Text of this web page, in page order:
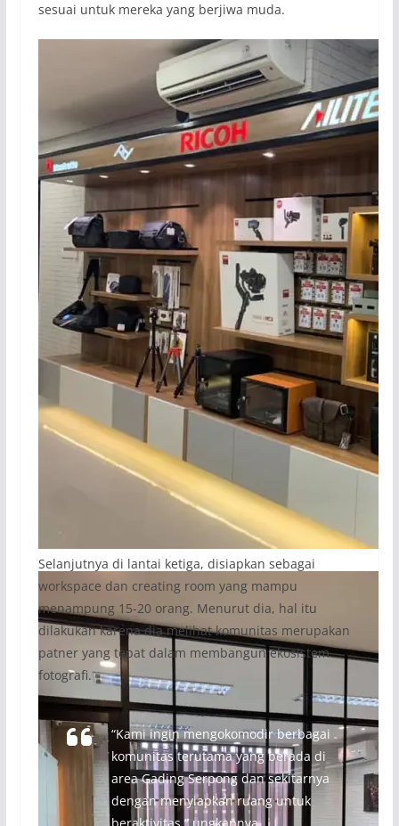
sesuai untuk mereka yang berjiwa muda.
Selanjutnya di lantai ketiga, disiapkan sebagai
workspace dan creating room yang mampu
menampung 15-20 orang. Menurut dia, hal itu
dilakukan karena dia melihat komunitas merupakan
patner yang tepat dalam membangun ekosistem
fotografi.
“Kami ingin mengokomodir berbagai
komunitas terutama yang berada di
area Gading Serpong dan sekitarnya
dengan menyiapkan ruang untuk